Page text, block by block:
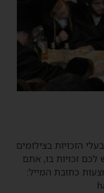
הזכויות בצילומים
לכם זכויות בו, אתם
כתובת המייל: